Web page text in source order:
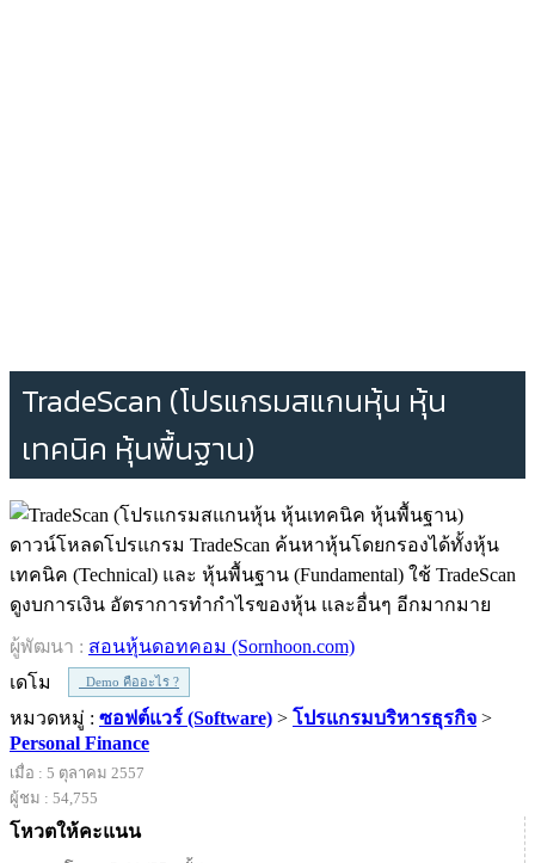
TradeScan (โปรแกรมสแกนหุ้น หุ้น
เทคนิค หุ้นพื้นฐาน)
ดาวน์โหลดโปรแกรม TradeScan ค้นหาหุ้นโดยกรองได้ทั้งหุ้น
เทคนิค (Technical) และ หุ้นพื้นฐาน (Fundamental) ใช้ TradeScan
ดูงบการเงิน อัตราการทำกำไรของหุ้น และอื่นๆ อีกมากมาย
ผู้พัฒนา : สอนหุ้นดอทคอม (Sornhoon.com)
เดโม
Demo คืออะไร ?
หมวดหมู่ : ซอฟต์แวร์ (Software) > โปรแกรมบริหารธุรกิจ >
Personal Finance
เมื่อ : 5 ตุลาคม 2557
ผู้ชม : 54,755
โหวตให้คะแนน